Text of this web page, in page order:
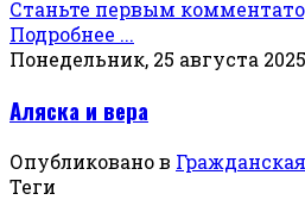
Станьте первым
Подробнее ...
Понедельник, 25 августа 2025
Аляска и вера
Опубликовано в
Теги